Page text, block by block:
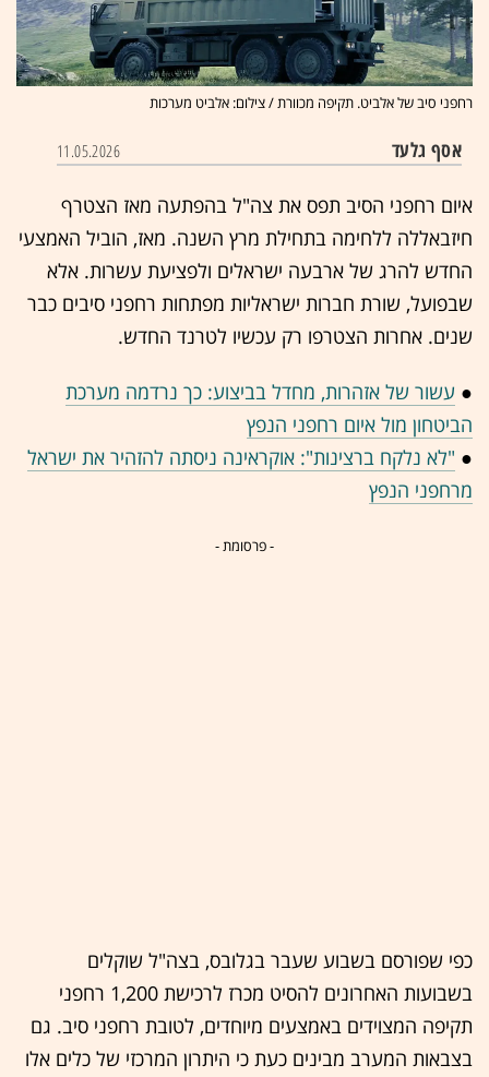
רחפני סיב של אלביט. תקיפה מכוורת / צילום: אלביט מערכות
אסף גלעד 11.05.2026
איום רחפני הסיב תפס את צה"ל בהפתעה מאז הצטרף
חיזבאללה ללחימה בתחילת מרץ השנה. מאז, הוביל האמצעי
החדש להרג של ארבעה ישראלים ולפציעת עשרות. אלא
שבפועל, שורת חברות ישראליות מפתחות רחפני סיבים כבר
שנים. אחרות הצטרפו רק עכשיו לטרנד החדש.
● עשור של אזהרות, מחדל בביצוע: כך נרדמה מערכת
הביטחון מול איום רחפני הנפץ
● "לא נלקח ברצינות": אוקראינה ניסתה להזהיר את ישראל
מרחפני הנפץ
- פרסומת -
כפי שפורסם בשבוע שעבר בגלובס, בצה"ל שוקלים
בשבועות האחרונים להסיט מכרז לרכישת 1,200 רחפני
תקיפה המצוידים באמצעים מיוחדים, לטובת רחפני סיב. גם
בצבאות המערב מבינים כעת כי היתרון המרכזי של כלים אלו